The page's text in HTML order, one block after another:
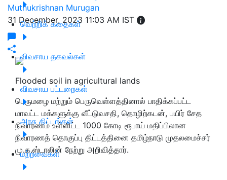
வெற்றிக் கதைகள்
விவசாய தகவல்கள்
விவசாய பட்டறைகள்
அரசு திட்டங்கள்
மற்றவைகள்
Muthukrishnan Murugan
31 December, 2023 11:03 AM IST
Flooded soil in agricultural lands
பெருமழை மற்றும் பெருவெள்ளத்தினால் பாதிக்கப்பட்ட
மாவட்ட மக்களுக்கு வீட்டுவசதி, தொழிற்கடன், பயிர் சேத
நிவாரணம் உள்ளிட்ட 1000 கோடி ரூபாய் மதிப்பிலான
நிவாரணத் தொகுப்பு திட்டத்தினை தமிழ்நாடு முதலமைச்சர்
மு.க.ஸ்டாலின் நேற்று அறிவித்தார்.